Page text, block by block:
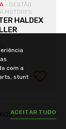
· GESTÃO
MOTORES
HALDEX
com a
stunt
ACEITAR TUDO